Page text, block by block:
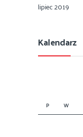
lipiec 2019
Kalendarz
P W